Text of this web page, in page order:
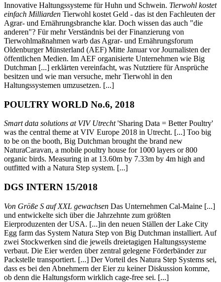
Innovative Haltungssysteme für Huhn und Schwein. Tierwohl kostet
einfach Milliarden Tierwohl kostet Geld - das ist den Fachleuten der
Agrar- und Ernährungsbranche klar. Doch wissen das auch "die
anderen"? Für mehr Verständnis bei der Finanzierung von
Tierwohlmaßnahmen warb das Agrar- und Ernährungsforum
Oldenburger Münsterland (AEF) Mitte Januar vor Journalisten der
öffentlichen Medien. Im AEF organisierte Unternehmen wie Big
Dutchman [...] erklärten vereinfacht, was Nutztiere für Ansprüche
besitzen und wie man versuche, mehr Tierwohl in den
Haltungssystemen umzusetzen. [...]
POULTRY WORLD No.6, 2018
Smart data solutions at VIV Utrecht'Sharing Data = Better Poultry'
was the central theme at VIV Europe 2018 in Utrecht. [...] Too big
to be on the booth, Big Dutchman brought the brand new
NaturaCaravan, a mobile poultry house for 1000 layers or 800
organic birds. Measuring in at 13.60m by 7.33m by 4m high and
outfitted with a Natura Step system. [...]
DGS INTERN 15/2018
Von Größe S auf XXL gewachsen Das Unternehmen Cal-Maine [...]
und entwickelte sich über die Jahrzehnte zum größten
Eierproduzenten der USA. [...]in den neuen Ställen der Lake City
Egg farm das System Natura Step von Big Dutchman installiert. Auf
zwei Stockwerken sind die jeweils dreietagigen Haltungssysteme
verbaut. Die Eier werden über zentral gelegene Förderbänder zur
Packstelle transportiert. [...] Der Vorteil des Natura Step Systems sei,
dass es bei den Abnehmern der Eier zu keiner Diskussion komme,
ob denn die Haltungsform wirklich cage-free sei. [...]